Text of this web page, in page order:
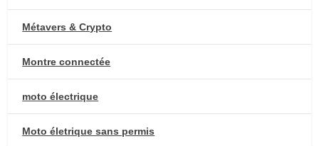
Métavers & Crypto
Montre connectée
moto électrique
Moto életrique sans permis